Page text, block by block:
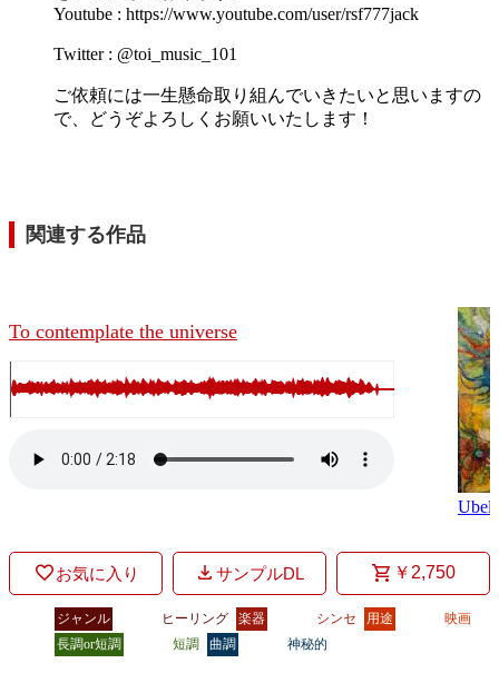
Youtube : https://www.youtube.com/user/rsf777jack
Twitter : @toi_music_101
ご依頼には一生懸命取り組んでいきたいと思いますの
で、どうぞよろしくお願いいたします！
関連する作品
To contemplate the universe
お気に入り サンプルDL ￥2,750
ジャンル ヒーリング 楽器 シンセ 用途
映画
長調or短調
短調 曲調 神秘的